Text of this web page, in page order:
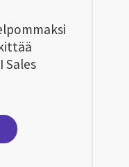
Sales